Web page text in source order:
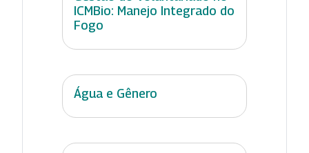
ICMBio: Manejo Integrado do
Fogo
Água e Gênero